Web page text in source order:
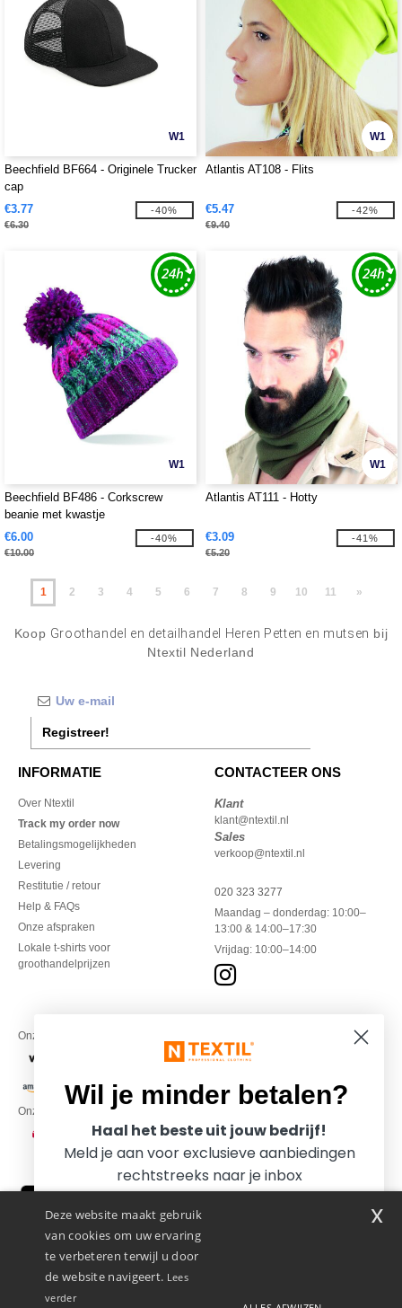
W1
Beechfield BF664 - Originele Trucker
cap
€3.77
€6.30
-40%
W1
Atlantis AT108 - Flits
€5.47
€9.40
-42%
W1
Beechfield BF486 - Corkscrew
beanie met kwastje
€6.00
€10.00
-40%
W1
Atlantis AT111 - Hotty
€3.09
€5.20
-41%
1 2 3 4 5 6 7 8 9 10 11 »
Koop Groothandel en detailhandel Heren Petten en mutsen bij
Ntextil Nederland
Registreer!
INFORMATIE
Over Ntextil
Track my order now
Betalingsmogelijkheden
Levering
Restitutie / retour
Help & FAQs
Onze afspraken
Lokale t-shirts voor
groothandelprijzen
CONTACTEER ONS
Klant
klant@ntextil.nl
Sales
verkoop@ntextil.nl
020 323 3277
Maandag – donderdag: 10:00–
13:00 & 14:00–17:30
Vrijdag: 10:00–14:00
Onze financiële partners
Onze transporteurs
Deze website maakt gebruik
van cookies om uw ervaring
te verbeteren terwijl u door
de website navigeert. Lees
verder
x
Wil je minder betalen?
Haal het beste uit jouw bedrijf!
Meld je aan voor exclusieve aanbiedingen
rechtstreeks naar je inbox